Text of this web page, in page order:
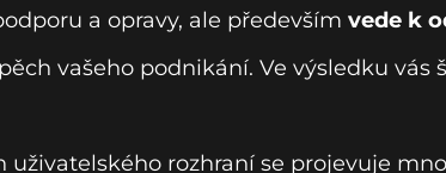
a opravy, ale především vede k
vašeho podnikání. Ve výsledku vás
uživatelského rozhraní se projevuje